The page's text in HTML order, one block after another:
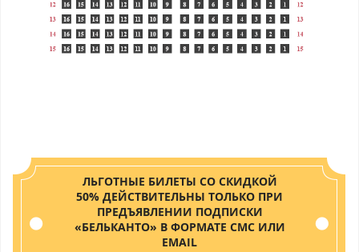
ЛЬГОТНЫЕ БИЛЕТЫ СО СКИДКОЙ
50% ДЕЙСТВИТЕЛЬНЫ ТОЛЬКО ПРИ
ПРЕДЪЯВЛЕНИИ ПОДПИСКИ
«БЕЛЬКАНТО» В ФОРМАТЕ СМС ИЛИ
EMAIL